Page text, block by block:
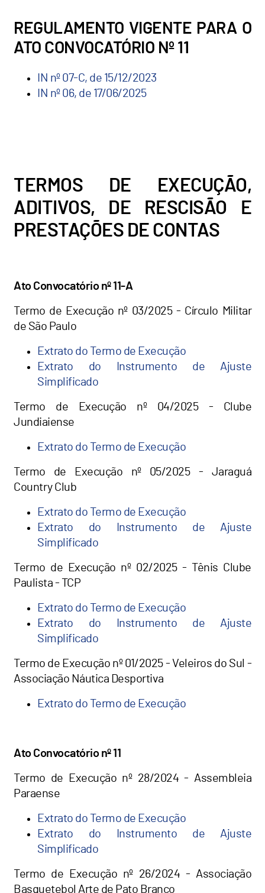
REGULAMENTO VIGENTE PARA O
ATO CONVOCATÓRIO Nº 11
IN nº 07-C, de 15/12/2023
IN nº 06, de 17/06/2025
TERMOS DE EXECUÇÃO,
ADITIVOS, DE RESCISÃO E
PRESTAÇÕES DE CONTAS
Ato Convocatório nº 11-A
Termo de Execução nº 03/2025 - Círculo Militar
de São Paulo
Extrato do Termo de Execução
Extrato do Instrumento de Ajuste
Simplificado
Termo de Execução nº 04/2025 - Clube
Jundiaiense
Extrato do Termo de Execução
Termo de Execução nº 05/2025 - Jaraguá
Country Club
Extrato do Termo de Execução
Extrato do Instrumento de Ajuste
Simplificado
Termo de Execução nº 02/2025 - Tênis Clube
Paulista - TCP
Extrato do Termo de Execução
Extrato do Instrumento de Ajuste
Simplificado
Termo de Execução nº 01/2025 - Veleiros do Sul -
Associação Náutica Desportiva
Extrato do Termo de Execução
Ato Convocatório nº 11
Termo de Execução nº 28/2024 - Assembleia
Paraense
Extrato do Termo de Execução
Extrato do Instrumento de Ajuste
Simplificado
Termo de Execução nº 26/2024 - Associação
Basquetebol Arte de Pato Branco